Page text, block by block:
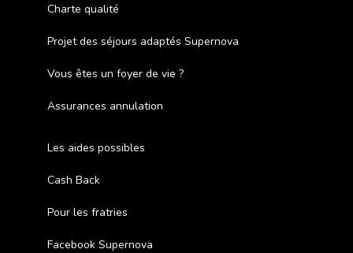
Charte qualité
Projet des séjours adaptés Supernova
Vous êtes un foyer de vie ?
Assurances annulation
Les aides possibles
Cash Back
Pour les fratries
Facebook Supernova